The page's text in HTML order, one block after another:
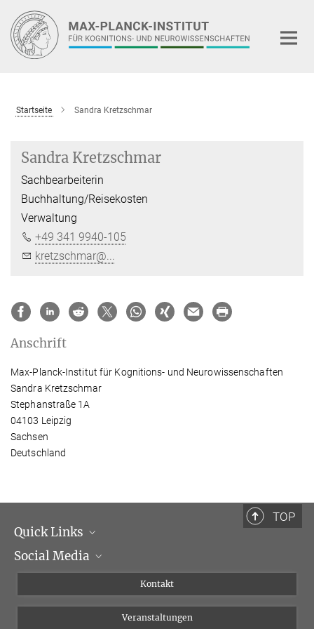
Hauptinhalt
Startseite Sandra Kretzschmar
Sandra Kretzschmar
Sachbearbeiterin
Buchhaltung/Reisekosten
Verwaltung
+49 341 9940-105
kretzschmar@...
Anschrift
Max-Planck-Institut für Kognitions- und Neurowissenschaften
Sandra Kretzschmar
Stephanstraße 1A
04103 Leipzig
Sachsen
Deutschland
TOP
Quick Links
Institutsleitung
Social Media
Kontakt
Veranstaltungen